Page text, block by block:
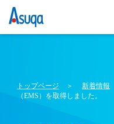
トップページ ＞ 新着情報
（EMS）を取得しました。